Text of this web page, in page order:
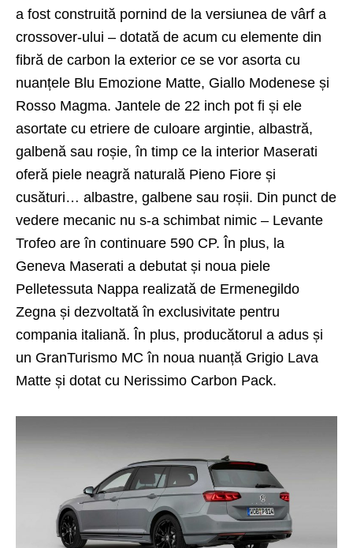
a fost construită pornind de la versiunea de vârf a
crossover-ului – dotată de acum cu elemente din
fibră de carbon la exterior ce se vor asorta cu
nuanțele Blu Emozione Matte, Giallo Modenese și
Rosso Magma. Jantele de 22 inch pot fi și ele
asortate cu etriere de culoare argintie, albastră,
galbenă sau roșie, în timp ce la interior Maserati
oferă piele neagră naturală Pieno Fiore și
cusături… albastre, galbene sau roșii. Din punct de
vedere mecanic nu s-a schimbat nimic – Levante
Trofeo are în continuare 590 CP. În plus, la
Geneva Maserati a debutat și noua piele
Pelletessuta Nappa realizată de Ermenegildo
Zegna și dezvoltată în exclusivitate pentru
compania italiană. În plus, producătorul a adus și
un GranTurismo MC în noua nuanță Grigio Lava
Matte și dotat cu Nerissimo Carbon Pack.